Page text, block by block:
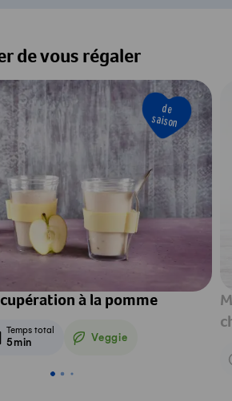
de vous régaler
de
saison
à la pomme
Temps total
5min Veggie
Veggie